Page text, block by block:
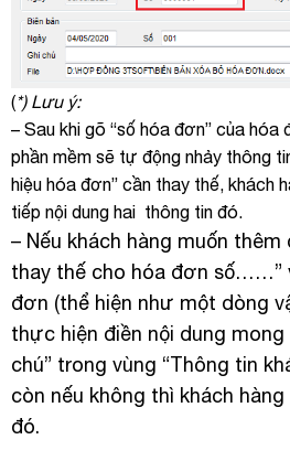
(*) Lưu ý:
– Sau khi gõ “số hóa đơn” của
phần mềm sẽ tự động nhảy thông
hiệu hóa đơn” cần thay thế, khách
tiếp nội dung hai thông tin đó.
– Nếu khách hàng muốn thêm
thay thế cho hóa đơn số……”
đơn (thể hiện như một dòng
thực hiện điền nội dung mong
chú” trong vùng “Thông tin
còn nếu không thì khách
đó.